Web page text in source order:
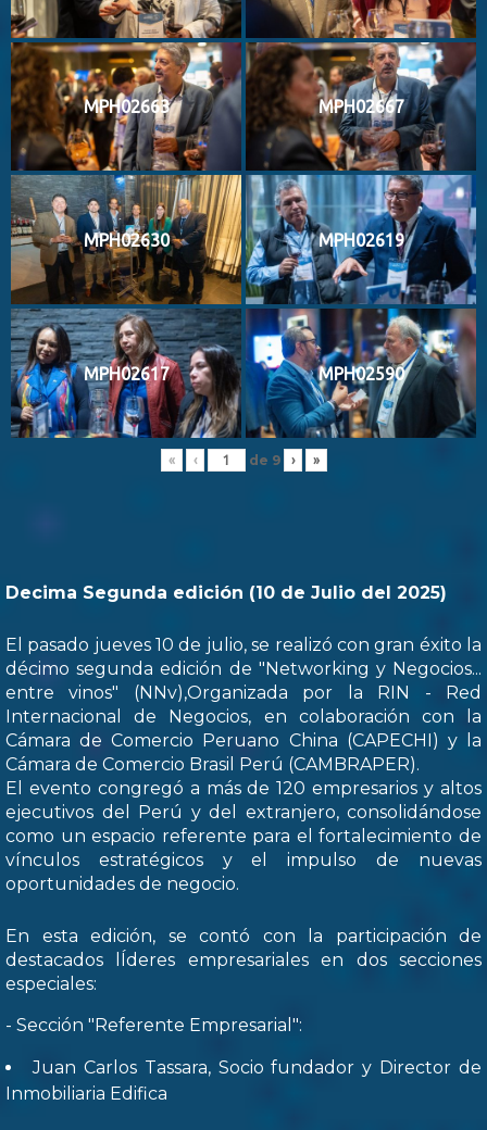
MPH02663 MPH02667
MPH02630 MPH02619
MPH02617 MPH02590
« ‹ de 9 › »
Decima Segunda edición (10 de Julio del 2025)
El pasado jueves 10 de julio, se realizó con gran éxito la
décimo segunda edición de "Networking y Negocios...
entre vinos" (NNv),Organizada por la RIN - Red
Internacional de Negocios, en colaboración con la
Cámara de Comercio Peruano China (CAPECHI) y la
Cámara de Comercio Brasil Perú (CAMBRAPER).
El evento congregó a más de 120 empresarios y altos
ejecutivos del Perú y del extranjero, consolidándose
como un espacio referente para el fortalecimiento de
vínculos estratégicos y el impulso de nuevas
oportunidades de negocio.
En esta edición, se contó con la participación de
destacados lÍderes empresariales en dos secciones
especiales:
- Sección "Referente Empresarial":
Juan Carlos Tassara, Socio fundador y Director de
Inmobiliaria Edifica